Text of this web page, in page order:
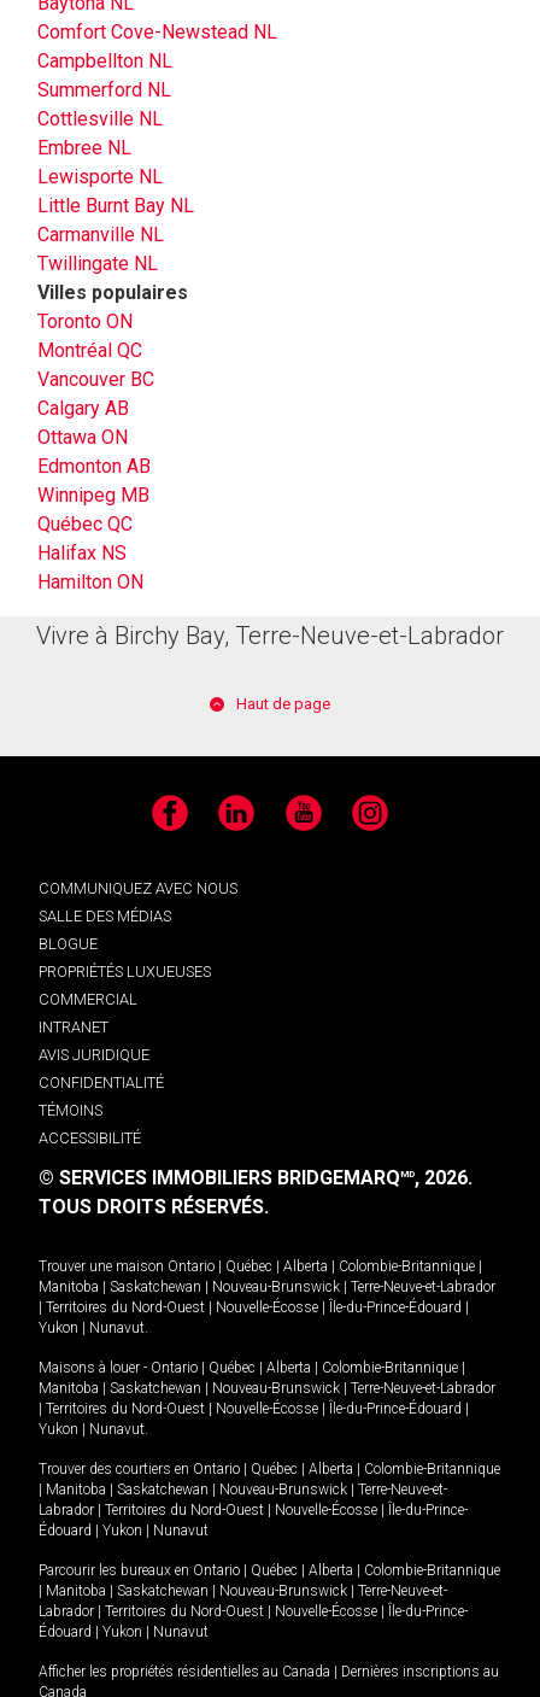
Comfort Cove-Newstead NL
Campbellton NL
Summerford NL
Cottlesville NL
Embree NL
Lewisporte NL
Little Burnt Bay NL
Carmanville NL
Twillingate NL
Villes populaires
Toronto ON
Montréal QC
Vancouver BC
Calgary AB
Ottawa ON
Edmonton AB
Winnipeg MB
Québec QC
Halifax NS
Hamilton ON
Vivre à Birchy Bay, Terre-Neuve-et-Labrador
Haut de page
Facebook LinkedIn YouTube Instagram
COMMUNIQUEZ AVEC NOUS
SALLE DES MÉDIAS
BLOGUE
PROPRIÉTÉS LUXUEUSES
COMMERCIAL
INTRANET
AVIS JURIDIQUE
CONFIDENTIALITÉ
TÉMOINS
ACCESSIBILITÉ
© SERVICES IMMOBILIERS BRIDGEMARQMD, 2026.
TOUS DROITS RÉSERVÉS.
Trouver une maison Ontario Québec Alberta Colombie-Britannique
Manitoba
Saskatchewan Nouveau-Brunswick
Terre-Neuve-et-Labrador
Territoires du Nord-Ouest Nouvelle-Écosse Île-du-Prince-Édouard
Yukon
Nunavut.
Maisons à louer - Ontario Québec Alberta Colombie-Britannique
Manitoba
Saskatchewan Nouveau-Brunswick
Terre-Neuve-et-Labrador
Territoires du Nord-Ouest Nouvelle-Écosse Île-du-Prince-Édouard
Yukon
Nunavut.
Trouver des courtiers en Ontario Québec Alberta
Colombie-Britannique
Manitoba Saskatchewan Nouveau-Brunswick
Terre-Neuve-et-
Labrador
Territoires du Nord-Ouest Nouvelle-Écosse
Île-du-Prince-
Édouard
Yukon Nunavut
Parcourir les bureaux en Ontario Québec Alberta
Colombie-Britannique
Manitoba Saskatchewan Nouveau-Brunswick
Terre-Neuve-et-
Labrador
Territoires du Nord-Ouest Nouvelle-Écosse
Île-du-Prince-
Édouard
Yukon Nunavut
Afficher les propriétés résidentielles au Canada
Dernières inscriptions au
Canada